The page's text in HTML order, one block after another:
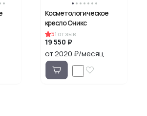
Косметологическое
кресло Оникс
51 отзыв
19 550 ₽
от 2020 ₽/месяц